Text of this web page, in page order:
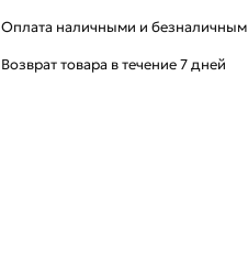
Оплата наличными и безналичным
Возврат товара в течение 7 дней